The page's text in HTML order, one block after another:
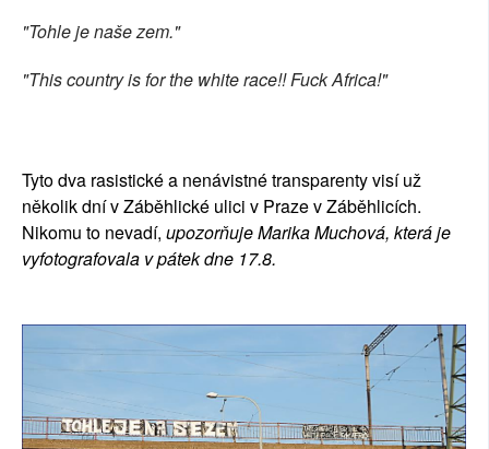
"Tohle je naše zem."
"This country is for the white race!! Fuck Africa!"
Tyto dva rasistické a nenávistné transparenty visí už
několik dní v Záběhlické ulici v Praze v Záběhlicích.
Nikomu to nevadí, upozorňuje Marika Muchová, která je
vyfotografovala v pátek dne 17.8.